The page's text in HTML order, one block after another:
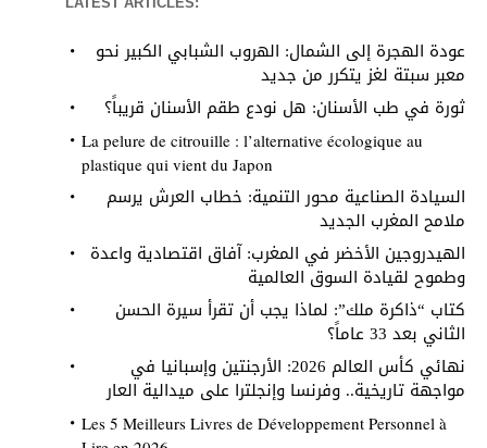
عودة الهجرة إلى الشمال: الهروب الشبابي الكبير نحو
معبر سبتة لغز يتكرر من جديد
ثورة في طب الأسنان: هل نودع طقم الأسنان قريباً؟
La pelure de citrouille : l’alternative écologique au
plastique qui vient du Japon
السيادة الصناعية محور التنمية: خطاب العرش يرسم
ملامح المغرب الجديد
الهيدروجين الأخضر في المغرب: آفاق اقتصادية واعدة
وطموح لقيادة السوق العالمية
كتاب “ذاكرة ملك”: لماذا يجب أن تقرأ سيرة الحسن
الثاني بعد 33 عاماً؟
نهائي كأس العالم 2026: الأرجنتين وإسبانيا في
مواجهة تاريخية.. وفرنسا وإنجلترا على ميدالية العار
Les 5 Meilleurs Livres de Développement Personnel à